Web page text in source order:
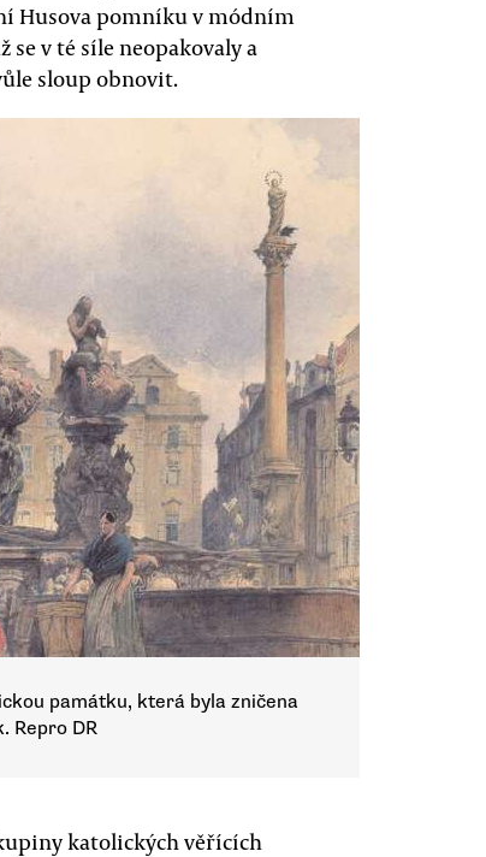
Husova pomníku v módním
se v té síle neopakovaly a
sloup obnovit.
památku, která byla zničena
Repro DR
katolických věřících